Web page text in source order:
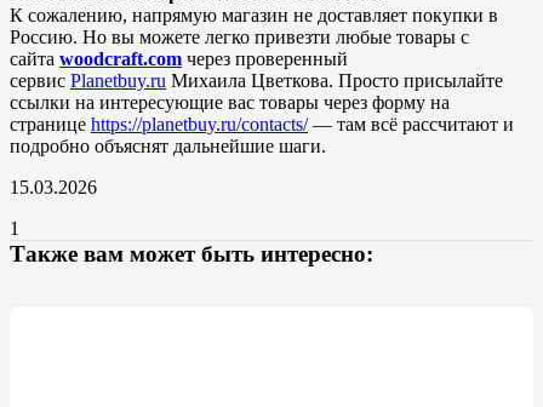
К сожалению, напрямую магазин не доставляет покупки в
Россию. Но вы можете легко привезти любые товары с
сайта woodcraft.com через проверенный
сервис Planetbuy.ru Михаила Цветкова. Просто присылайте
ссылки на интересующие вас товары через форму на
странице https://planetbuy.ru/contacts/— там всё рассчитают и
подробно объяснят дальнейшие шаги.
15.03.2026
1
Также вам может быть интересно: